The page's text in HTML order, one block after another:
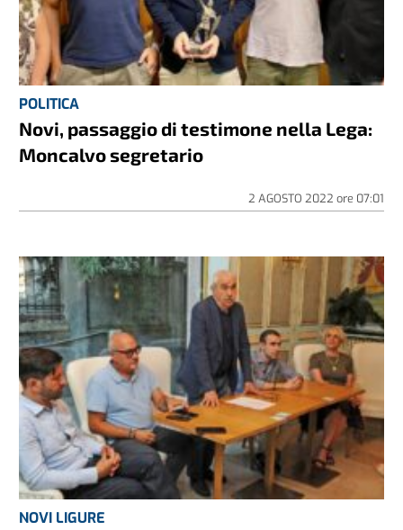
POLITICA
Novi, passaggio di testimone nella Lega:
Moncalvo segretario
2 AGOSTO 2022 ore 07:01
NOVI LIGURE